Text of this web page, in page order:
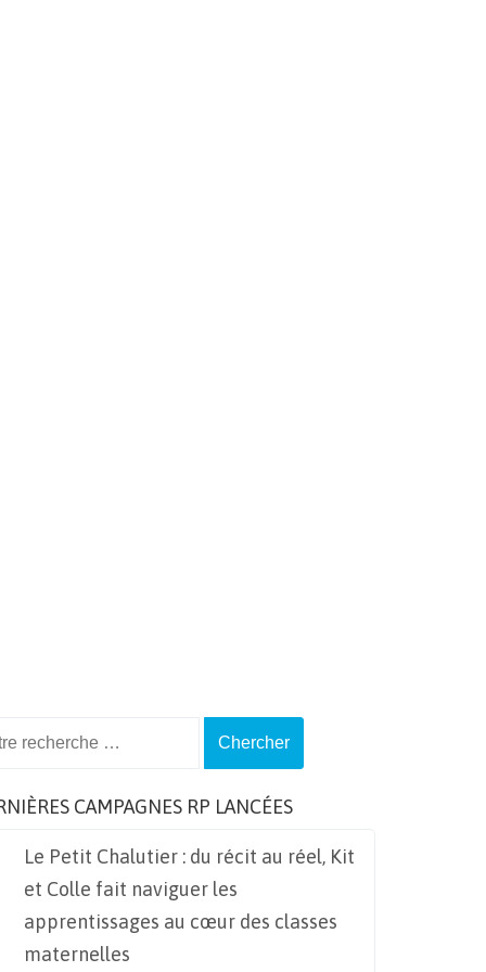
CAMPAGNES RP LANCÉES
Le Petit Chalutier : du récit au réel, Kit
et Colle fait naviguer les
apprentissages au cœur des classes
maternelles